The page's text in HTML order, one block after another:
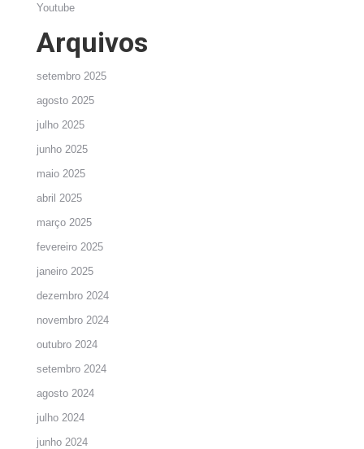
Youtube
Arquivos
setembro 2025
agosto 2025
julho 2025
junho 2025
maio 2025
abril 2025
março 2025
fevereiro 2025
janeiro 2025
dezembro 2024
novembro 2024
outubro 2024
setembro 2024
agosto 2024
julho 2024
junho 2024